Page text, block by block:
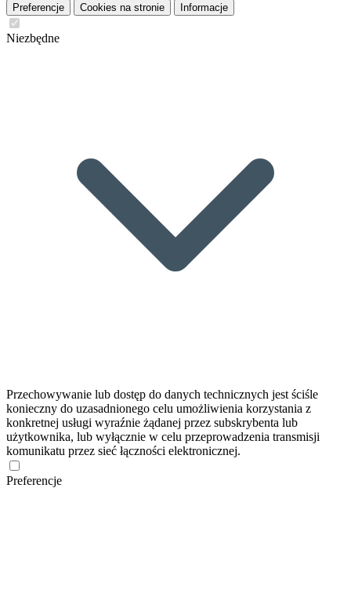
Preferencje Cookies na stronie Informacje
Niezbędne
Przechowywanie lub dostęp do danych technicznych jest ściśle
konieczny do uzasadnionego celu umożliwienia korzystania z
konkretnej usługi wyraźnie żądanej przez subskrybenta lub
użytkownika, lub wyłącznie w celu przeprowadzenia transmisji
komunikatu przez sieć łączności elektronicznej.
Preferencje